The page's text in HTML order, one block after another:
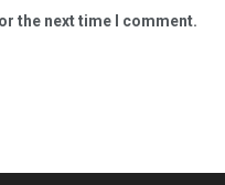
the next time I comment.